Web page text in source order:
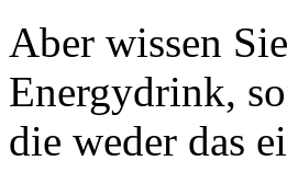
Aber wissen
Energydrink,
die weder das